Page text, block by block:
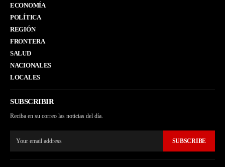
ECONOMÍA
POLÍTICA
REGIÓN
FRONTERA
SALUD
NACIONALES
LOCALES
SUBSCRIBIR
Reciba en su correo las noticias del día.
SUBSCRIBE